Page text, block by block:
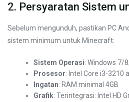
2. Persyaratan Sistem
Sebelum mengunduh, pastikan PC
sistem minimum untuk Minecraft:
Sistem Operasi: Windows 7/
Prosesor: Intel Core i3-3210
Ingatan: RAM minimal 4GB
Grafik: Terintegrasi: Intel HD